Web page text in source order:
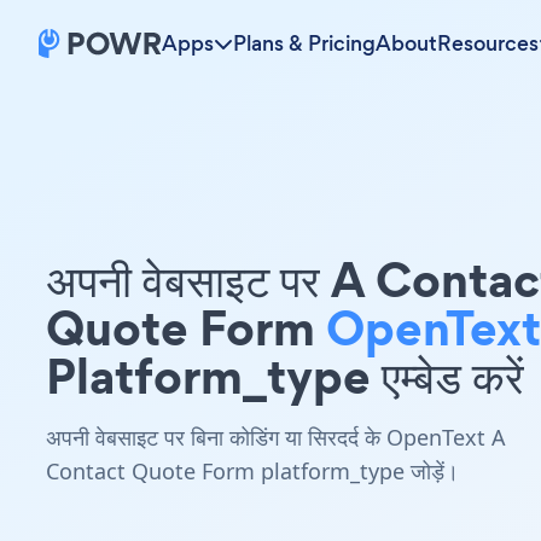
Apps Plans & PricingAboutResources
अपनी वेबसाइट पर A
Quote Form OpenText
Platform_type एम्बेड करें
अपनी वेबसाइट पर बिना कोडिंग या सिरदर्द के OpenText A
Contact Quote Form platform_type जोड़ें।